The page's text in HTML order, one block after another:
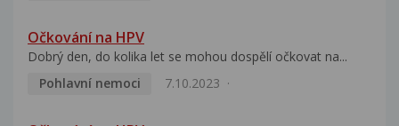
Očkování na HPV
Dobrý den, do kolika let se mohou dospělí očkovat na...
Pohlavní nemoci
7.10.2023